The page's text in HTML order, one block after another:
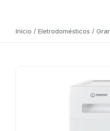
Início / Eletrodomésticos /